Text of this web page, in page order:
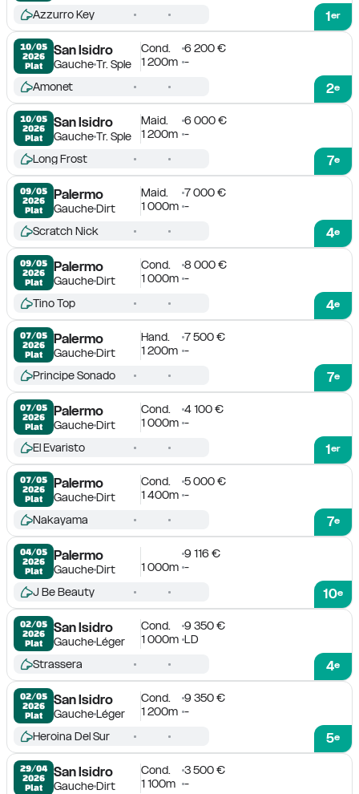
1er
Azzurro Key
10/05
2026
Plat
San Isidro
GaucheTr. Sple
Cond.
6 200 €
1 200m -
2e
Amonet
10/05
2026
Plat
San Isidro
GaucheTr. Sple
Maid.
6 000 €
1 200m -
7e
Long Frost
09/05
2026
Plat
Palermo
GaucheDirt
Maid.
7 000 €
1 000m -
4e
Scratch Nick
09/05
2026
Plat
Palermo
GaucheDirt
Cond.
8 000 €
1 000m -
4e
Tino Top
07/05
2026
Plat
Palermo
GaucheDirt
Hand.
7 500 €
1 200m -
7e
Principe Sonado
07/05
2026
Plat
Palermo
GaucheDirt
Cond.
4 100 €
1 000m -
1er
El Evaristo
07/05
2026
Plat
Palermo
GaucheDirt
Cond.
5 000 €
1 400m -
7e
Nakayama
04/05
2026
Plat
Palermo
GaucheDirt
9 116 €
1 000m -
10e
J Be Beauty
02/05
2026
Plat
San Isidro
GaucheLéger
Cond.
9 350 €
1 000m LD
4e
Strassera
02/05
2026
Plat
San Isidro
GaucheLéger
Cond.
9 350 €
1 200m -
5e
Heroina Del Sur
29/04
2026
Plat
San Isidro
GaucheDirt
Cond.
3 500 €
1 100m
-